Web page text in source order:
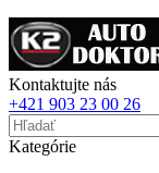
Kontaktujte nás
+421 903 23 00 26
Kategórie